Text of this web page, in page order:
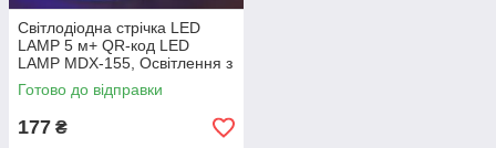
Світлодіодна стрічка LED
LAMP 5 м+ QR-код LED
LAMP MDX-155, Освітлення з
керуванням зі смартфона
iC227
Готово до відправки
177 ₴